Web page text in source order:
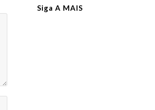
Siga A MAIS